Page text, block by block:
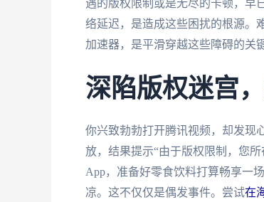
遇的版权限制或是无尽的卡顿，早
络延迟，是造成这些困扰的根源。
加速器，是平滑穿越这些障碍的关
深陷版权迷宫
你兴致勃勃打开腾讯视频，却发现
放，结果提示“由于版权限制，您
App，准备好零食饮料打算畅享一
凉。这不仅仅是偶发事件。尝试在